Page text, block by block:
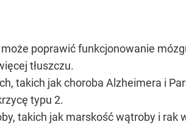
poprawić funkcjonowanie
tłuszczu.
takich jak choroba Alzheimera i
typu 2.
takich jak marskość wątroby i rak